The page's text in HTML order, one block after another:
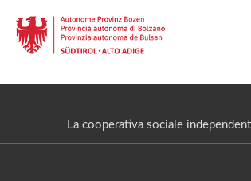
La cooperativa sociale